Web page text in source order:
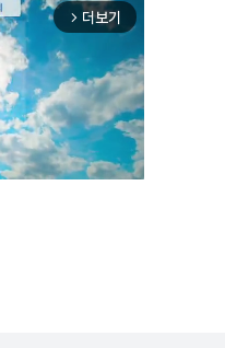
arrow_forward_ios 더보기